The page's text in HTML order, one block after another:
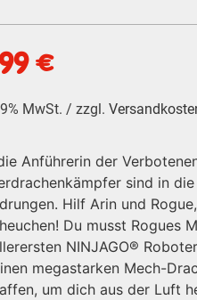
€
MwSt. / zzgl.
Anführerin der
sind in
Hilf Arin und
Du musst Rogues
NINJAGO®
megastarken Mech-
um dich aus der Luft